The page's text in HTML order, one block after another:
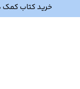
خرید کتاب